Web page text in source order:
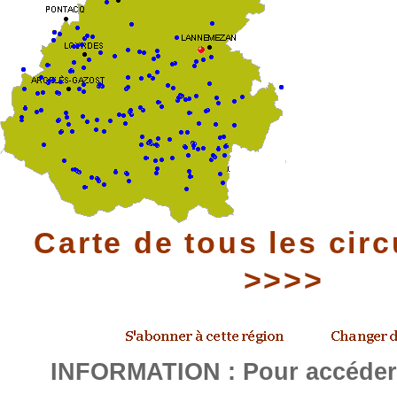
Carte de tous les
>>>>
INFORMATION : Pour